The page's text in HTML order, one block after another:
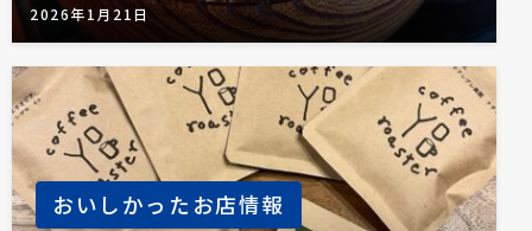
2026年1月21日
おいしかったお店情報